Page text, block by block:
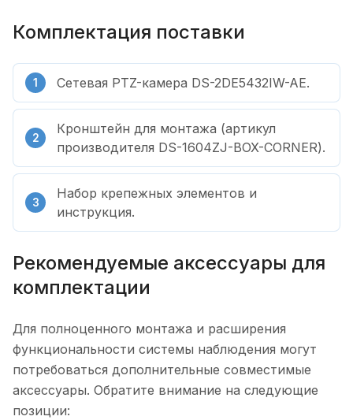
Комплектация поставки
Сетевая PTZ-камера DS-2DE5432IW-AE.
Кронштейн для монтажа (артикул
производителя DS-1604ZJ-BOX-CORNER).
Набор крепежных элементов и
инструкция.
Рекомендуемые аксессуары для
комплектации
Для полноценного монтажа и расширения
функциональности системы наблюдения могут
потребоваться дополнительные совместимые
аксессуары. Обратите внимание на следующие
позиции: